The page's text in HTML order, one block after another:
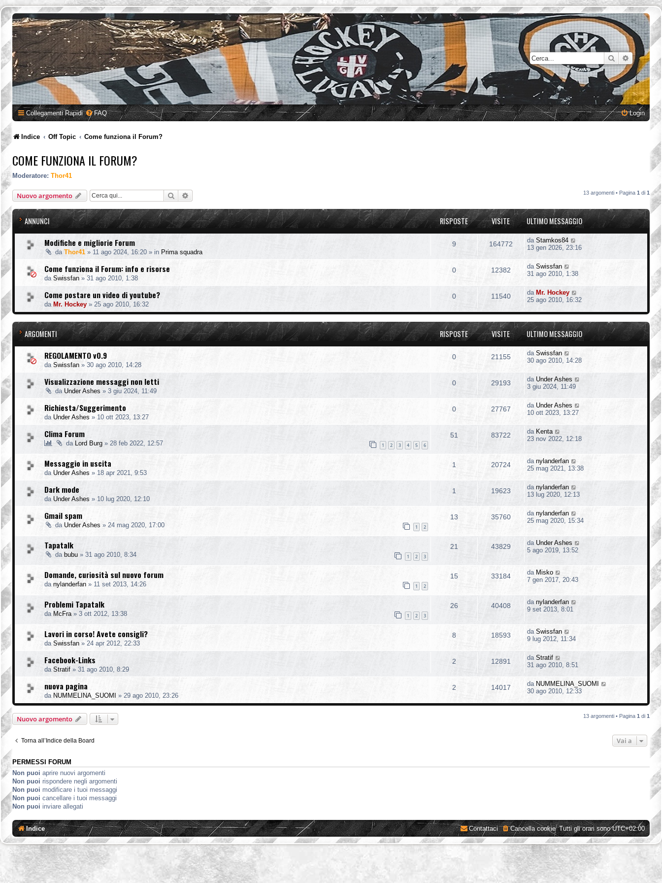
Cerca Ricerca
Collegamenti Rapidi FAQ Login
Indice Off Topic Come funziona il Forum?
COME FUNZIONA IL FORUM?
Moderatore: Thor41
Nuovo argomento Cerca 13 argomenti • Pagina 1 di 1
ANNUNCI RISPOSTE VISITE ULTIMO MESSAGGIO
Modifiche e migliorie Forum
da Thor41 » 11 ago 2024, 16:20 » in Prima squadra
9 164772 da Stamkos84
13 gen 2026, 23:16
Come funziona il Forum: info e risorse
da Swissfan » 31 ago 2010, 1:38
0 12382 da Swissfan
31 ago 2010, 1:38
Come postare un video di youtube?
da Mr. Hockey » 25 ago 2010, 16:32
0 11540 da Mr. Hockey
25 ago 2010, 16:32
ARGOMENTI RISPOSTE VISITE ULTIMO MESSAGGIO
REGOLAMENTO v0.9
da Swissfan » 30 ago 2010, 14:28
0 21155 da Swissfan
30 ago 2010, 14:28
Visualizzazione messaggi non letti
da Under Ashes » 3 giu 2024, 11:49
0 29193 da Under Ashes
3 giu 2024, 11:49
Richiesta/Suggerimento
da Under Ashes » 10 ott 2023, 13:27
0 27767 da Under Ashes
10 ott 2023, 13:27
Clima Forum
da Lord Burg » 28 feb 2022, 12:57 1 2 3 4 5 6
51 83722 da Kenta
23 nov 2022, 12:18
Messaggio in uscita
da Under Ashes » 18 apr 2021, 9:53
1 20724 da nylanderfan
25 mag 2021, 13:38
Dark mode
da Under Ashes » 10 lug 2020, 12:10
1 19623 da nylanderfan
13 lug 2020, 12:13
Gmail spam
da Under Ashes » 24 mag 2020, 17:00 1 2
13 35760 da nylanderfan
25 mag 2020, 15:34
Tapatalk
da bubu » 31 ago 2010, 8:34 1 2 3
21 43829 da Under Ashes
5 ago 2019, 13:52
Domande, curiosità sul nuovo forum
da nylanderfan » 11 set 2013, 14:26 1 2
15 33184 da Misko
7 gen 2017, 20:43
Problemi Tapatalk
da McFra » 3 ott 2012, 13:38 1 2 3
26 40408 da nylanderfan
9 set 2013, 8:01
Lavori in corso! Avete consigli?
da Swissfan » 24 apr 2012, 22:33
8 18593 da Swissfan
9 lug 2012, 11:34
Facebook-Links
da Stratif » 31 ago 2010, 8:29
2 12891 da Stratif
31 ago 2010, 8:51
nuova pagina
da NUMMELINA_SUOMI » 29 ago 2010, 23:26
2 14017 da NUMMELINA_SUOMI
30 ago 2010, 12:33
Nuovo argomento 13 argomenti • Pagina 1 di 1
Torna all’Indice della Board Vai a
PERMESSI FORUM
Non puoi aprire nuovi argomenti
Non puoi rispondere negli argomenti
Non puoi modificare i tuoi messaggi
Non puoi cancellare i tuoi messaggi
Non puoi inviare allegati
Indice Tutti gli orari sonoUTC+02:00
Cancella cookie
Contattaci